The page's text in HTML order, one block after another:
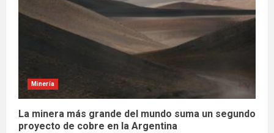
Minería
La minera más grande del mundo suma un segundo
proyecto de cobre en la Argentina